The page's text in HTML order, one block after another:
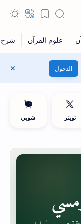
الدخول
تويتر شوبي